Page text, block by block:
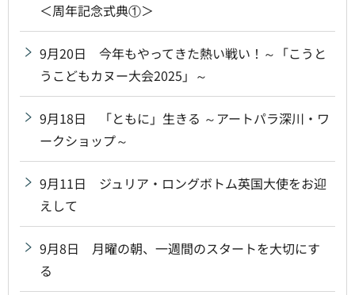
＜周年記念式典①＞
9月20日 今年もやってきた熱い戦い！～「こうと
うこどもカヌー大会2025」～
9月18日 「ともに」生きる ～アートパラ深川・ワ
ークショップ～
9月11日 ジュリア・ロングボトム英国大使をお迎
えして
9月8日 月曜の朝、一週間のスタートを大切にす
る